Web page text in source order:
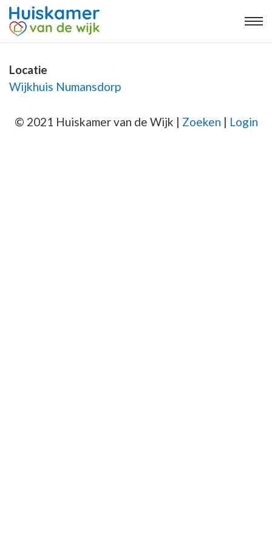
Locatie
Wijkhuis Numansdorp
© 2021 Huiskamer van de Wijk | Zoeken | Login